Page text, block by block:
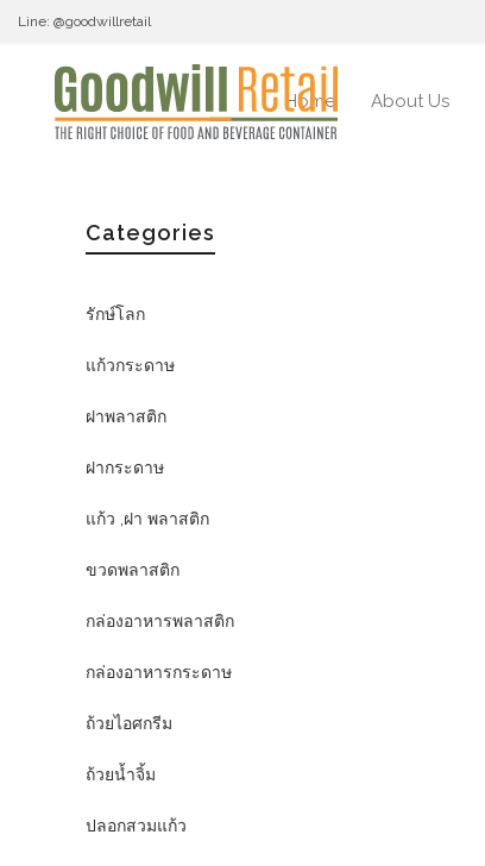
Line: @goodwillretail
Home About Us
Categories
รักษ์โลก
แก้วกระดาษ
ฝาพลาสติก
ฝากระดาษ
แก้ว ,ฝา พลาสติก
ขวดพลาสติก
กล่องอาหารพลาสติก
กล่องอาหารกระดาษ
ถ้วยไอศกรีม
ถ้วยน้ำจิ้ม
ปลอกสวมแก้ว